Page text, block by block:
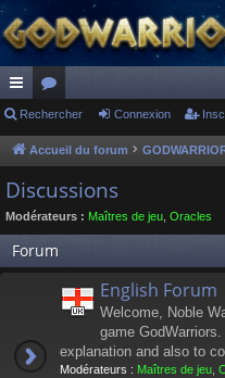
ac
co
ur
ci
s
or
u
s
Rechercher Connexion
Accueil du forum
Discussions
Modérateurs : Maîtres de jeu Oracles
Forum
English Forum
Welcome, Noble
game
explanation and also to
Modérateurs : Maîtres de jeu